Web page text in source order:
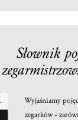
Słownik
Wyjaśniamy
zegarków –